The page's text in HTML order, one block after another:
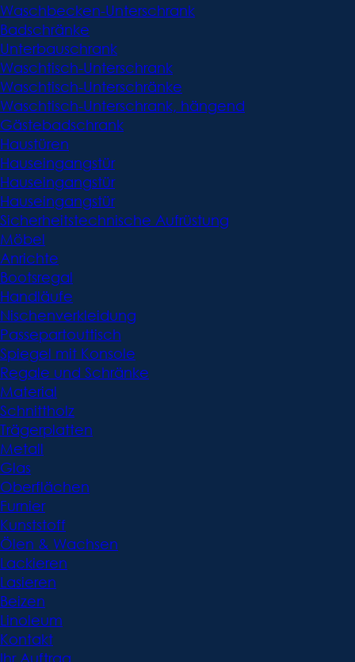
Waschbecken-Unterschrank
Badschränke
Unterbauschrank
Waschtisch-Unterschrank
Waschtisch-Unterschränke
Waschtisch-Unterschrank, hängend
Gästebadschrank
Haustüren
Hauseingangstür
Hauseingangstür
Hauseingangstür
Sicherheitstechnische Aufrüstung
Möbel
Anrichte
Bootsregal
Handläufe
Nischenverkleidung
Passepartouttisch
Spiegel mit Konsole
Regale und Schränke
Material
Schnittholz
Trägerplatten
Metall
Glas
Oberflächen
Furnier
Kunststoff
Ölen & Wachsen
Lackieren
Lasieren
Beizen
Linoleum
Kontakt
Ihr Auftrag